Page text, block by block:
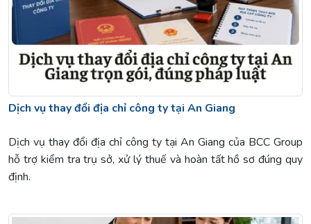
Dịch vụ thay đổi địa chỉ công ty tại An Giang
Dịch vụ thay đổi địa chỉ công ty tại An Giang của BCC Group
hỗ trợ kiểm tra trụ sở, xử lý thuế và hoàn tất hồ sơ đúng quy
định.